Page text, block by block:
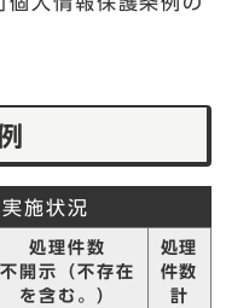
施状況
処理件数
不開示（不存在
を含む。）
処理
件数
計